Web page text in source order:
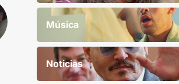
Música
Noticias